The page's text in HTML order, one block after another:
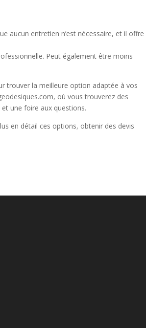
aucun entretien n’est nécessaire, et il offre
Peut également être moins
trouver la meilleure option adaptée à vos
où vous trouverez des
une foire aux questions.
en détail ces options, obtenir des devis